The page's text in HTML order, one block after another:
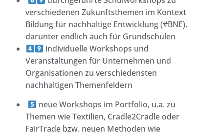
verschiedenen Zukunftsthemen im Kontext
Bildung für nachhaltige Entwicklung (#BNE),
darunter endlich auch für Grundschulen
individuelle Workshops und
Veranstaltungen für Unternehmen und
Organisationen zu verschiedensten
nachhaltigen Themenfeldern
neue Workshops im Portfolio, u.a. zu
Themen wie Textilien, Cradle2Cradle oder
FairTrade bzw. neuen Methoden wie